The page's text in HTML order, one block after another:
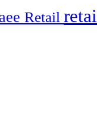
Retail